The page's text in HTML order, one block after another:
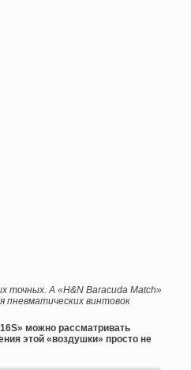
точных. А «H&N Baracuda Match»
пневматических винтовок
S» можно рассматривать
этой «воздушки» просто не